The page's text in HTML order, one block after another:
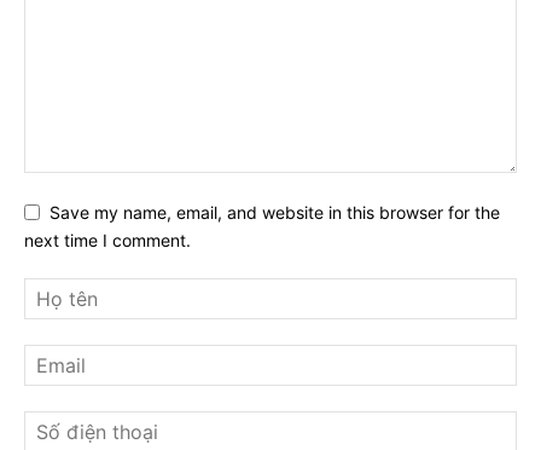
Save my name, email, and website in this browser for the
next time I comment.